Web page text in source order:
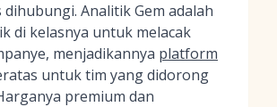
Analitik Gem adalah
di kelasnya untuk melacak
menjadikannya platform
untuk tim yang didorong
premium dan